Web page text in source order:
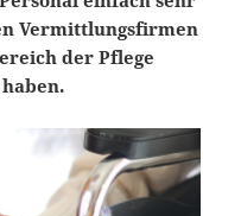
Vermittlungsfirmen
der Pflege